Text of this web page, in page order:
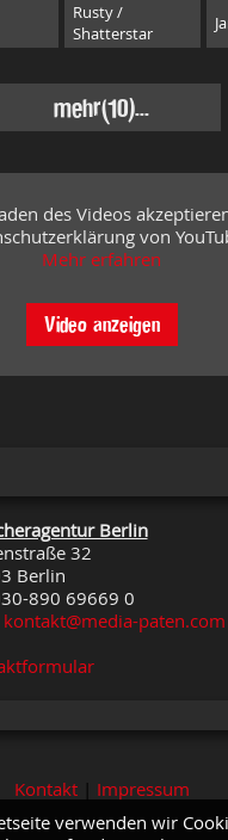
Rusty /
Shatterstar
mehr(10)...
des Videos
von
Mehr erfahren
Video anzeigen
Berlin
32
Berlin
890 69669 0
kontakt@media-paten.com
Kontakt| Impressum
verwenden wir